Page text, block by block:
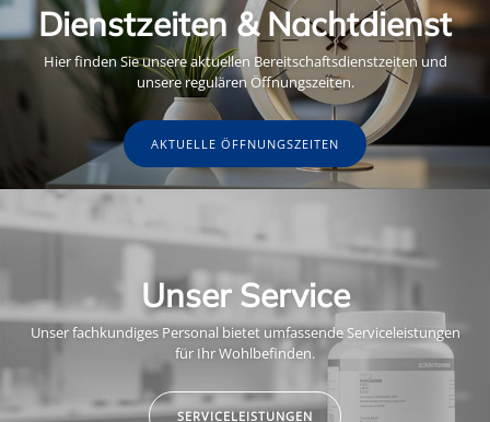
Dienstzeiten & Nachtdienst
Hier finden Sie unsere aktuellen Bereitschaftsdienstzeiten und
unsere regulären Öffnungszeiten.
AKTUELLE ÖFFNUNGSZEITEN
Unser Service
Unser fachkundiges Personal bietet umfassende Serviceleistungen
für Ihr Wohlbefinden.
SERVICELEISTUNGEN